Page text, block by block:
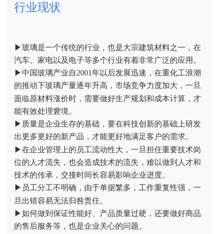
行业现状
▶玻璃是一个传统的行业，也是大宗建筑材料之一，在
汽车、家电以及电子等多个行业有着非常广泛的应用。
▶中国玻璃产业自2001年以后发展迅速，在重化工浪潮
的推动下玻璃产量逐年升高，市场竞争力度加大，一旦
面临原材料涨价时， 需要做好生产规划和成本计算，才
能有效处理窘境。
▶质量是企业生存的基础，要在科技创新的基础上研发
出更多更好的新产品，才能更好地满足客户的需求。
▶在企业管理上的员工流动性大，一旦担任重要技术岗
位的人才流失，也会造成技术的流失，难以做到人才和
技术的传承，交接时间长容易影响企业进度。
▶员工分工不明确，由于单据繁多，工作重复性强，一
旦出错容易无法归咎责任。
▶如何做到保证性能好、产品质量过硬，还要做好商品
的售后服务等，也是企业关心的问题。